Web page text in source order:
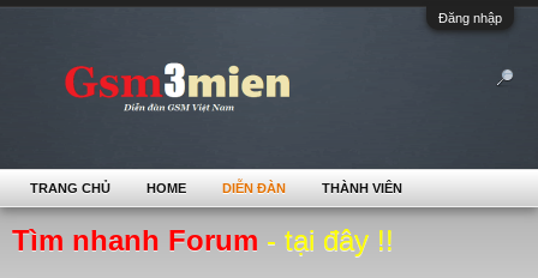
Đăng nhập
Tìm nhanh Forum - tại đây !!
TRANG CHỦ HOME DIỄN ĐÀN THÀNH VIÊN